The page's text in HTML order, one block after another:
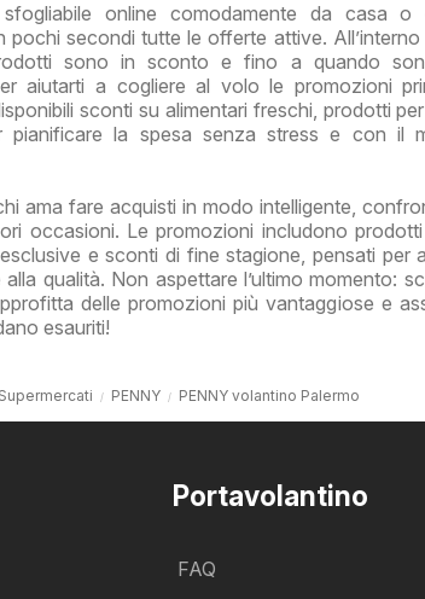
online comodamente da casa o
pochi secondi tutte le offerte attive. All’interno
sono in sconto e fino a quando
aiutarti a cogliere al volo le promozioni
sconti su alimentari freschi, prodotti
pianificare la spesa senza stress e con il
ama fare acquisti in modo intelligente,
occasioni. Le promozioni includono
e sconti di fine stagione, pensati per
qualità. Non aspettare l’ultimo momento:
delle promozioni più vantaggiose e
esauriti!
PENNY PENNY volantino Palermo
Portavolantino
FAQ